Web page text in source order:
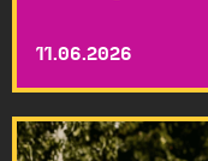
11.06.2026